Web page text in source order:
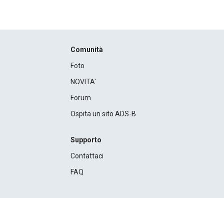
Comunità
Foto
NOVITA'
Forum
Ospita un sito ADS-B
Supporto
Contattaci
FAQ